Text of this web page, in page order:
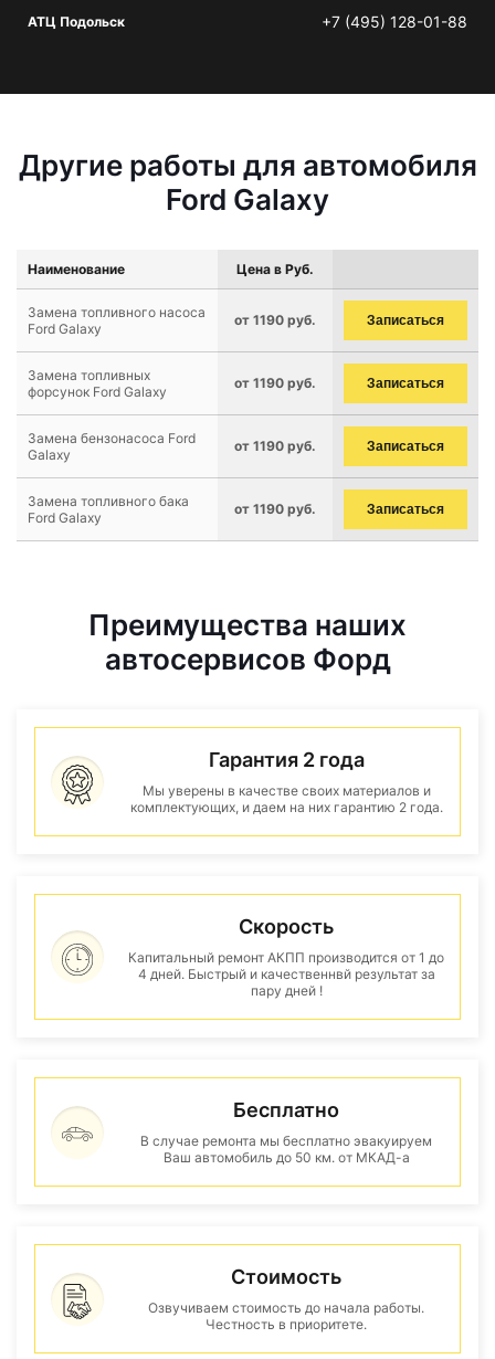
АТЦ Подольск +7 (495) 128-01-88
Другие работы для автомобиля
Ford Galaxy
Наименование Цена в Руб.
Замена топливного насоса
Ford Galaxy
от 1190 руб. Записаться
Замена топливных
форсунок Ford Galaxy
от 1190 руб. Записаться
Замена бензонасоса Ford
Galaxy
от 1190 руб. Записаться
Замена топливного бака
Ford Galaxy
от 1190 руб. Записаться
Преимущества наших
автосервисов Форд
Гарантия 2 года
Мы уверены в качестве своих материалов и
комплектующих, и даем на них гарантию 2 года.
Скорость
Капитальный ремонт АКПП производится от 1 до
4 дней. Быстрый и качественнвй результат за
пару дней !
Бесплатно
В случае ремонта мы бесплатно эвакуируем
Ваш автомобиль до 50 км. от МКАД-а
Стоимость
Озвучиваем стоимость до начала работы.
Честность в приоритете.